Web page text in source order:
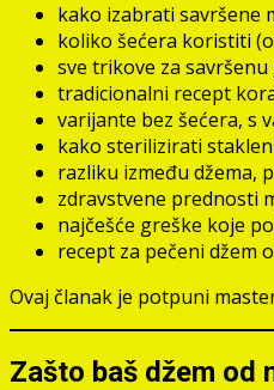
kako izabrati savršene
koliko šećera koristiti
sve trikove za
tradicionalni recept
varijante bez šećera, s
kako sterilizirati
razliku između džema,
zdravstvene prednosti
najčešće greške koje
recept za pečeni džem
Ovaj članak je potpuni
Zašto baš džem od